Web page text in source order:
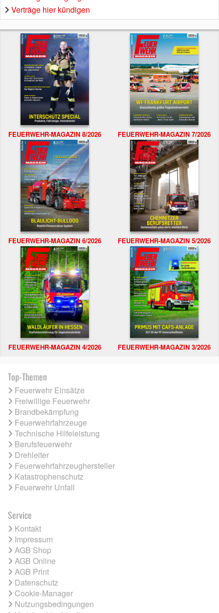
Verträge hier kündigen
FEUERWEHR-MAGAZIN 8/2026 FEUERWEHR-MAGAZIN 7/2026
FEUERWEHR-MAGAZIN 6/2026 FEUERWEHR-MAGAZIN 5/2026
FEUERWEHR-MAGAZIN 4/2026 FEUERWEHR-MAGAZIN 3/2026
Top-Themen
Feuerwehr Einsätze
Freiwillige Feuerwehr
Brandbekämpfung
Feuerwehrfahrzeuge
Technische Hilfeleistung
Berufsfeuerwehr
Drehleiter
Feuerwehrfahrzeughersteller
Katastrophenschutz
Feuerwehr Unfall
Service
Kontakt
Impressum
AGB Shop
AGB Online
AGB Print
Datenschutz
Cookie-Manager
Nutzungsbedingungen